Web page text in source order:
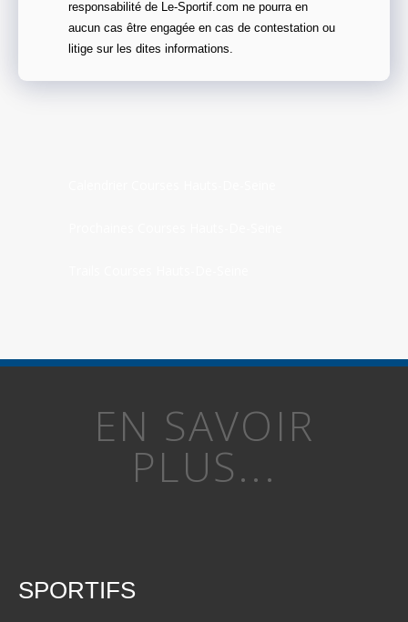
responsabilité de Le-Sportif.com ne pourra en
aucun cas être engagée en cas de contestation ou
litige sur les dites informations.
EN SAVOIR
PLUS...
SPORTIFS